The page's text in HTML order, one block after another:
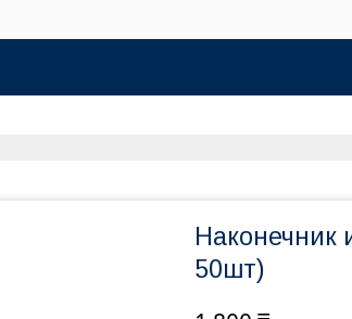
Наконечник
50шт)